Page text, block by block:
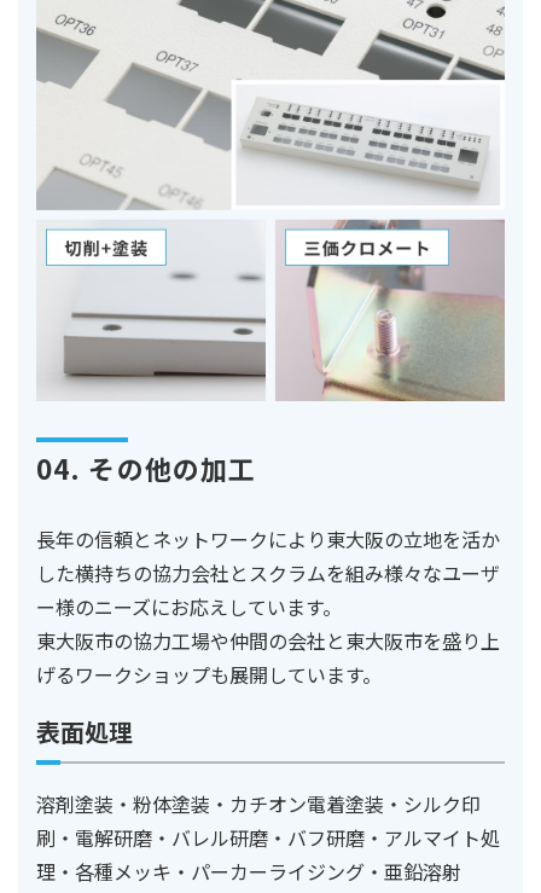
04. その他の加工
長年の信頼とネットワークにより東大阪の立地を活か
した横持ちの協力会社とスクラムを組み様々なユーザ
ー様のニーズにお応えしています。
東大阪市の協力工場や仲間の会社と東大阪市を盛り上
げるワークショップも展開しています。
表面処理
溶剤塗装・粉体塗装・カチオン電着塗装・シルク印
刷・電解研磨・バレル研磨・バフ研磨・アルマイト処
理・各種メッキ・パーカーライジング・亜鉛溶射